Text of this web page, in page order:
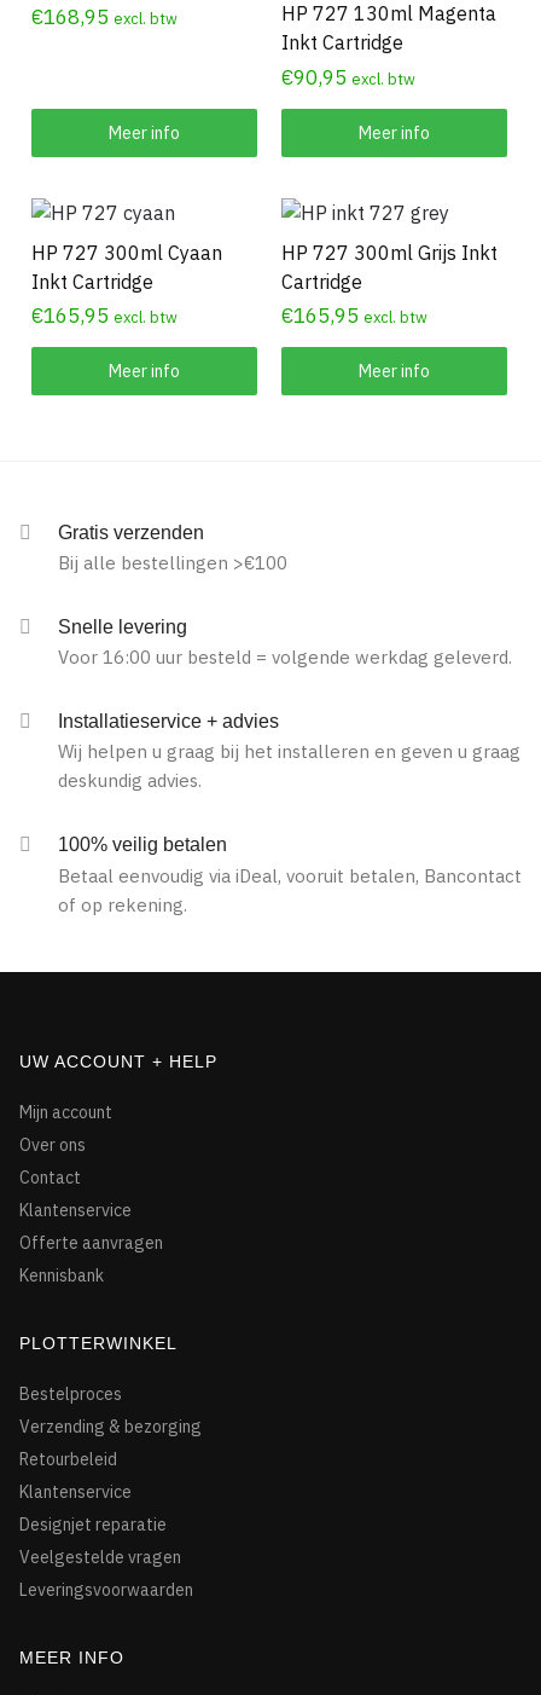
€168,95 excl. btw
Meer info
HP 727 130ml Magenta
Inkt Cartridge
€90,95 excl. btw
Meer info
HP 727 300ml Cyaan
Inkt Cartridge
€165,95 excl. btw
Meer info
HP 727 300ml Grijs Inkt
Cartridge
€165,95 excl. btw
Meer info
Gratis verzenden
Bij alle bestellingen >€100
Snelle levering
Voor 16:00 uur besteld = volgende werkdag geleverd.
Installatieservice + advies
Wij helpen u graag bij het installeren en geven u graag
deskundig advies.
100% veilig betalen
Betaal eenvoudig via iDeal, vooruit betalen, Bancontact
of op rekening.
UW ACCOUNT + HELP
Mijn account
Over ons
Contact
Klantenservice
Offerte aanvragen
Kennisbank
PLOTTERWINKEL
Bestelproces
Verzending & bezorging
Retourbeleid
Klantenservice
Designjet reparatie
Veelgestelde vragen
Leveringsvoorwaarden
MEER INFO